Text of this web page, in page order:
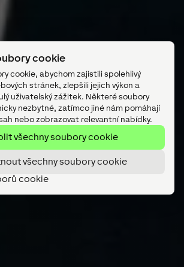
cookie
cookie, abychom zajistili spolehlivý
stránek, zlepšili jejich výkon a
uživatelský zážitek. Některé soubory
nezbytné, zatímco jiné nám pomáhají
nebo zobrazovat relevantní nabídky.
všechny soubory cookie
všechny soubory cookie
cookie